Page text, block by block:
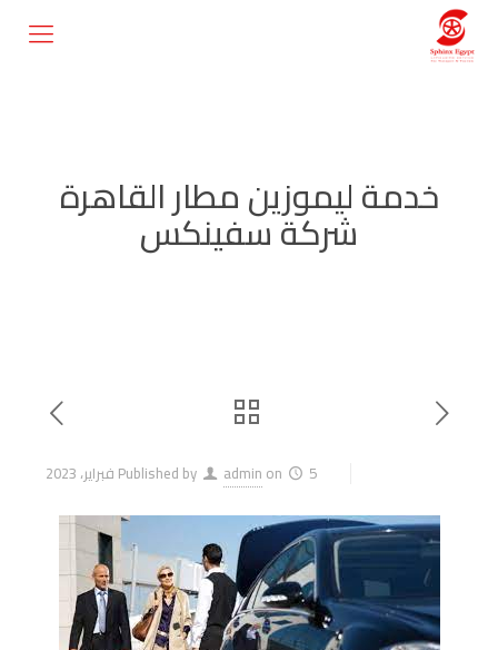
خدمة ليموزين مطار القاهرة
شركة سفينكس
Published by admin on 5 فبراير، 2023